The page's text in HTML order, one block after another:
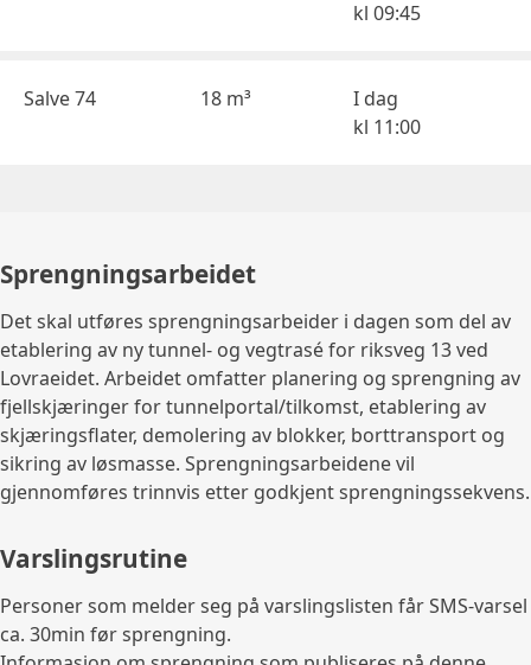
kl 09:45
Salve 74 18 m³
I dag
kl 11:00
Sprengningsarbeidet
Det skal utføres sprengningsarbeider i dagen som del av
etablering av ny tunnel- og vegtrasé for riksveg 13 ved
Lovraeidet. Arbeidet omfatter planering og sprengning av
fjellskjæringer for tunnelportal/tilkomst, etablering av
skjæringsflater, demolering av blokker, borttransport og
sikring av løsmasse. Sprengningsarbeidene vil
gjennomføres trinnvis etter godkjent sprengningssekvens.
Varslingsrutine
Personer som melder seg på varslingslisten får SMS-varsel
ca. 30min før sprengning.